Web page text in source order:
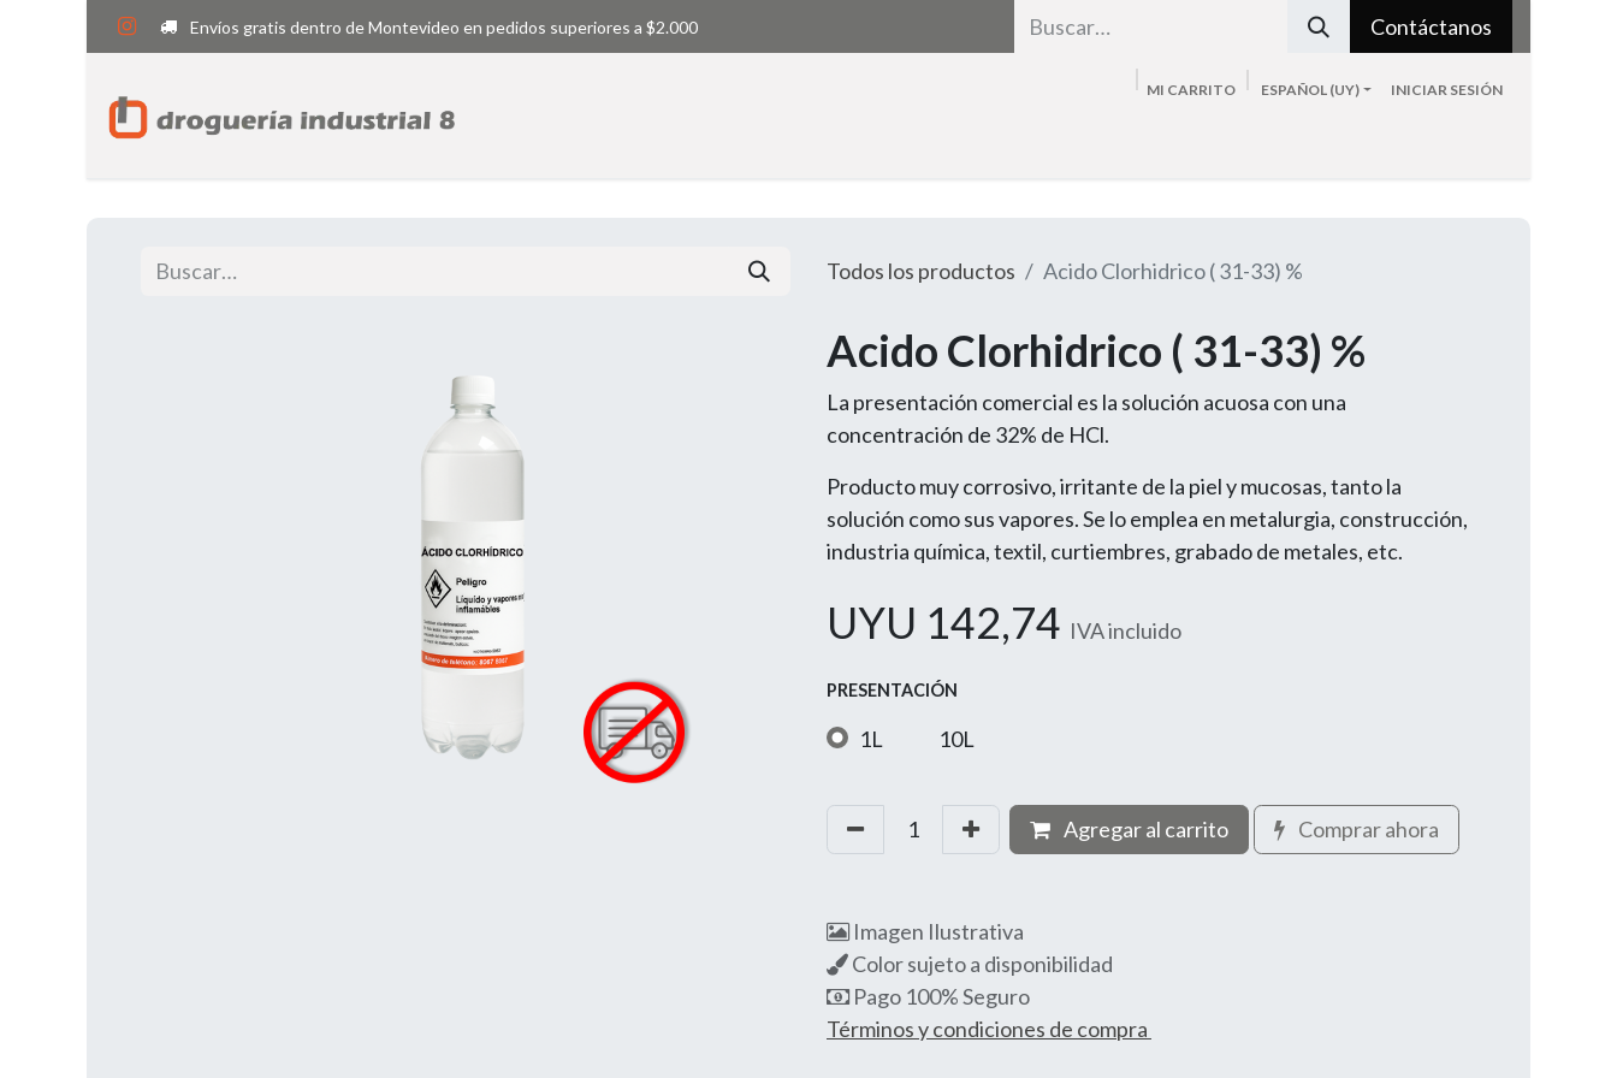
Envíos gratis dentro de Montevideo en pedidos superiores a $2.000 Contáctanos
MI CARRITO ESPAÑOL (UY) INICIAR SESIÓN
Todos los productos Acido Clorhidrico ( 31-33) %
Acido Clorhidrico ( 31-33) %
La presentación comercial es la solución acuosa con una
concentración de 32% de HCl.
Producto muy corrosivo, irritante de la piel y mucosas, tanto la
solución como sus vapores. Se lo emplea en metalurgia, construcción,
industria química, textil, curtiembres, grabado de metales, etc.
UYU 142,74 IVA incluido
PRESENTACIÓN
1L 10L
Agregar al carrito Comprar ahora
Imagen Ilustrativa
Color sujeto a disponibilidad
Pago 100% Seguro
Términos y condiciones de compra